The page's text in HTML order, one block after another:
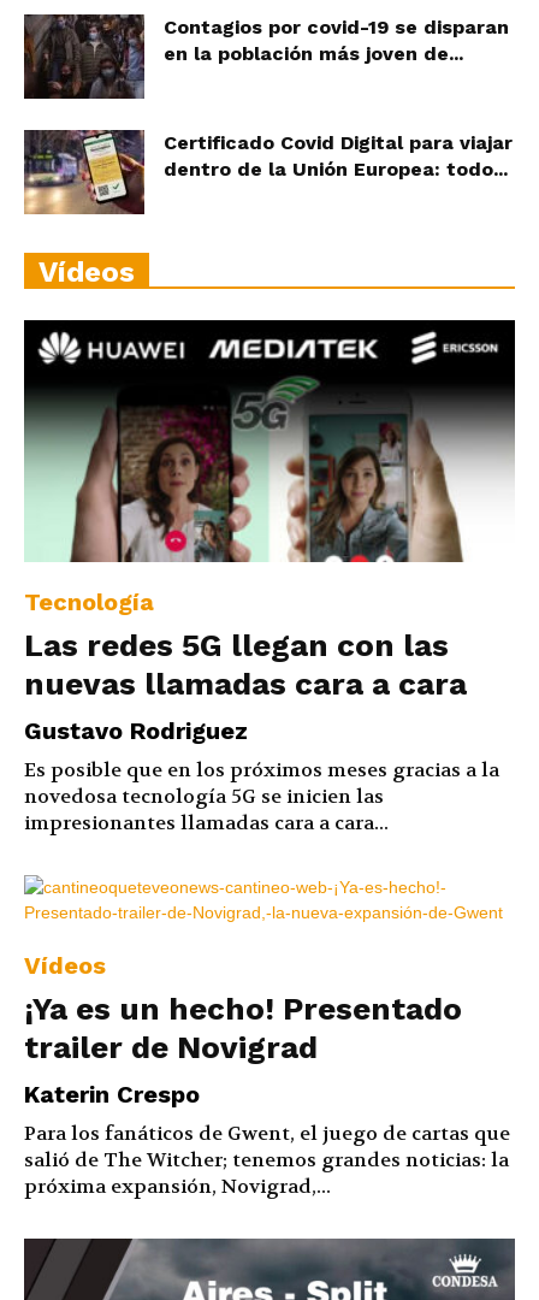
Contagios por covid-19 se disparan
en la población más joven de...
Certificado Covid Digital para viajar
dentro de la Unión Europea: todo...
Vídeos
Tecnología
Las redes 5G llegan con las
nuevas llamadas cara a cara
Gustavo Rodriguez
Es posible que en los próximos meses gracias a la
novedosa tecnología 5G se inicien las
impresionantes llamadas cara a cara...
Vídeos
¡Ya es un hecho! Presentado
trailer de Novigrad
Katerin Crespo
Para los fanáticos de Gwent, el juego de cartas que
salió de The Witcher; tenemos grandes noticias: la
próxima expansión, Novigrad,...